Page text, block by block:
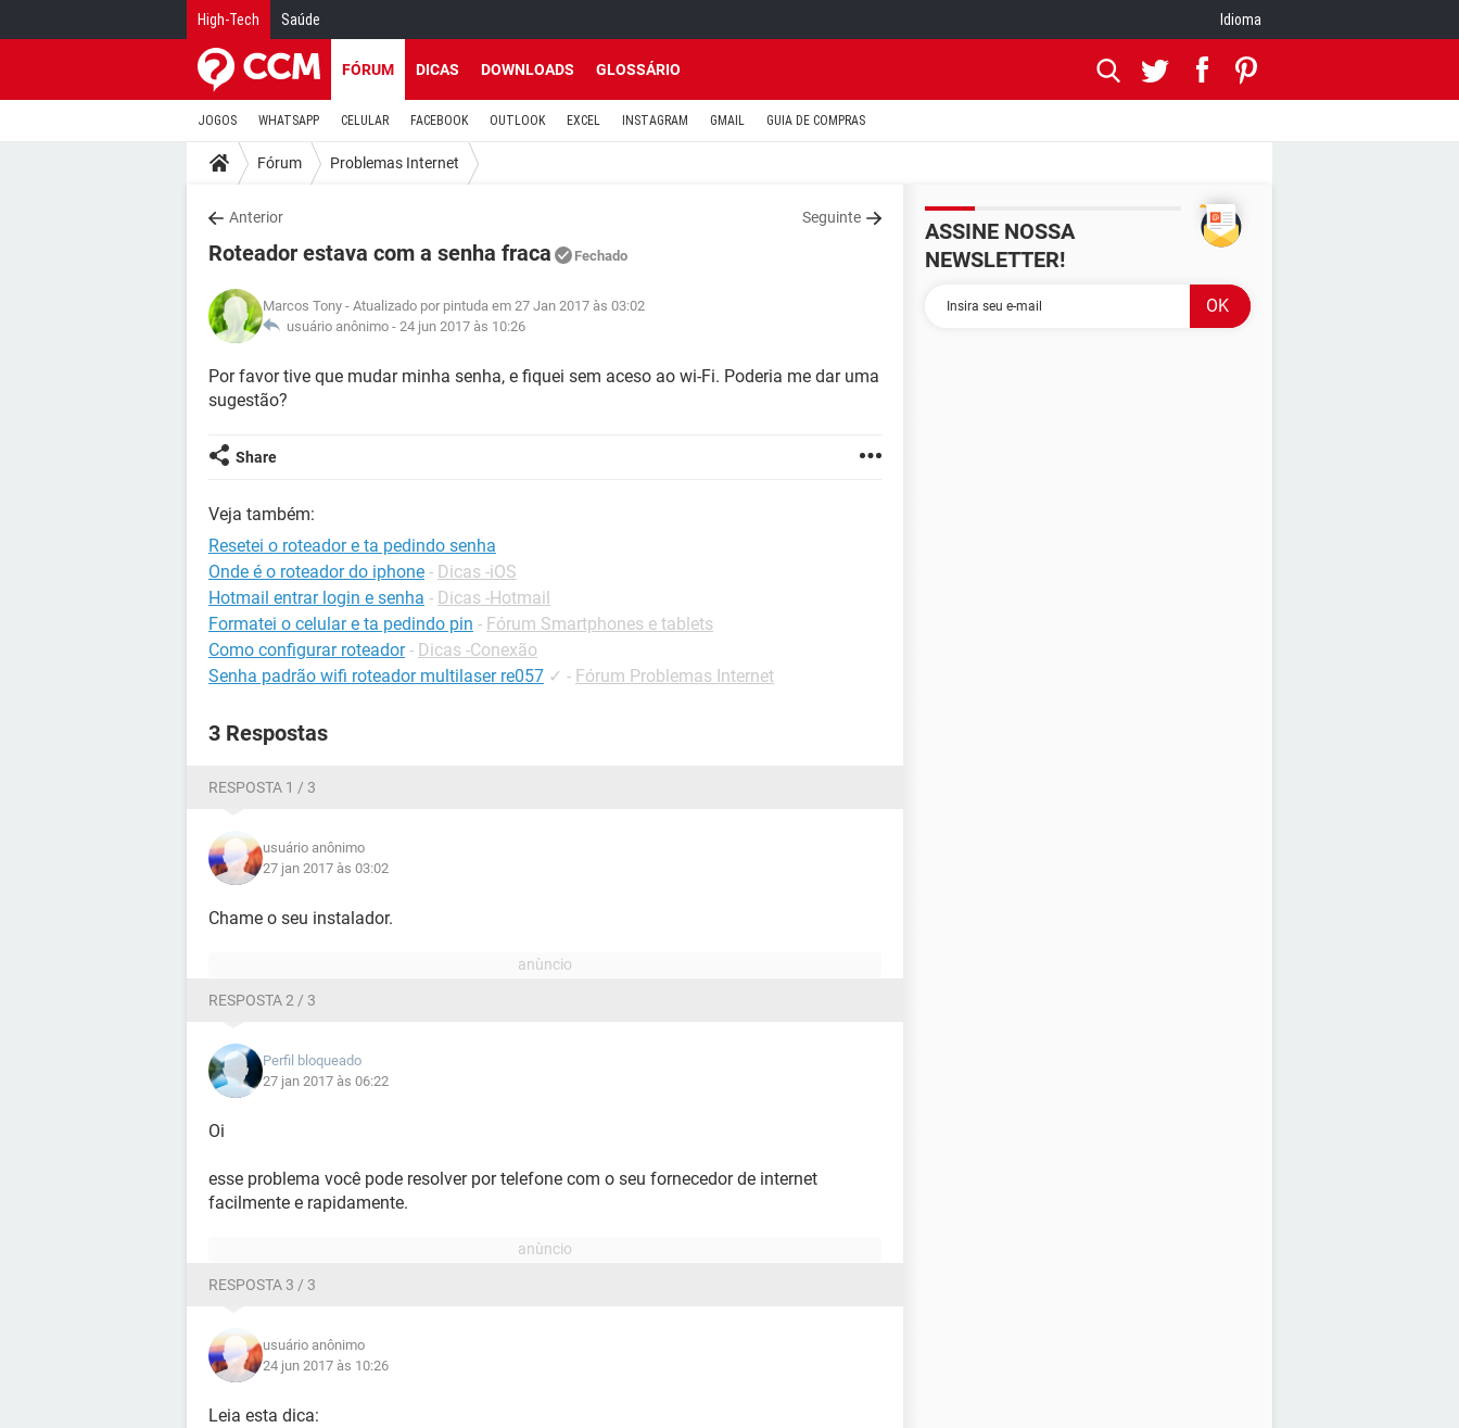
High-Tech Saúde Idioma
FÓRUM DICAS DOWNLOADS GLOSSÁRIO
JOGOS WHATSAPP CELULAR FACEBOOK OUTLOOK EXCEL INSTAGRAM GMAIL GUIA DE COMPRAS
Fórum Problemas Internet
Anterior Seguinte
Roteador estava com a senha fraca Fechado
Marcos Tony - Atualizado por pintuda em 27 Jan 2017 às 03:02
usuário anônimo - 24 jun 2017 às 10:26
Por favor tive que mudar minha senha, e fiquei sem aceso ao wi-Fi. Poderia me dar uma
sugestão?
Share
Veja também:
Resetei o roteador e ta pedindo senha
Onde é o roteador do iphone - Dicas -iOS
Hotmail entrar login e senha - Dicas -Hotmail
Formatei o celular e ta pedindo pin - Fórum Smartphones e tablets
Como configurar roteador - Dicas -Conexão
Senha padrão wifi roteador multilaser re057 ✓ - Fórum Problemas Internet
3 Respostas
RESPOSTA 1 / 3
usuário anônimo
27 jan 2017 às 03:02
Chame o seu instalador.
RESPOSTA 2 / 3
Perfil bloqueado
27 jan 2017 às 06:22
Oi
esse problema você pode resolver por telefone com o seu fornecedor de internet
facilmente e rapidamente.
RESPOSTA 3 / 3
usuário anônimo
24 jun 2017 às 10:26
Leia esta dica:
ASSINE NOSSA
NEWSLETTER!